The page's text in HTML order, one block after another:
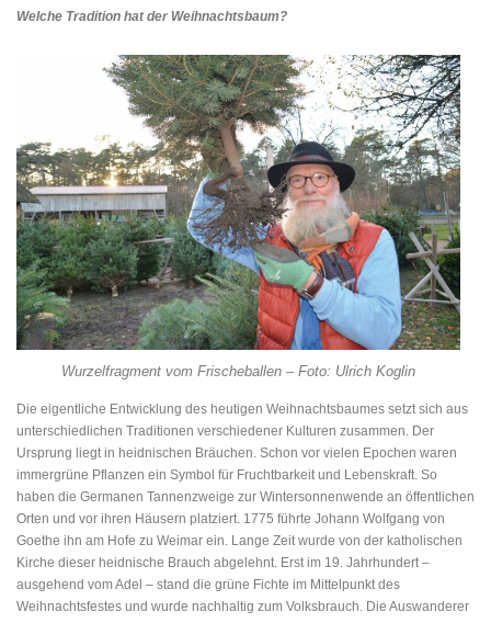
Welche Tradition hat der Weihnachtsbaum?
Wurzelfragment vom Frischeballen – Foto: Ulrich Koglin
Die eigentliche Entwicklung des heutigen Weihnachtsbaumes setzt sich aus
unterschiedlichen Traditionen verschiedener Kulturen zusammen. Der
Ursprung liegt in heidnischen Bräuchen. Schon vor vielen Epochen waren
immergrüne Pflanzen ein Symbol für Fruchtbarkeit und Lebenskraft. So
haben die Germanen Tannenzweige zur Wintersonnenwende an öffentlichen
Orten und vor ihren Häusern platziert. 1775 führte Johann Wolfgang von
Goethe ihn am Hofe zu Weimar ein. Lange Zeit wurde von der katholischen
Kirche dieser heidnische Brauch abgelehnt. Erst im 19. Jahrhundert –
ausgehend vom Adel – stand die grüne Fichte im Mittelpunkt des
Weihnachtsfestes und wurde nachhaltig zum Volksbrauch. Die Auswanderer